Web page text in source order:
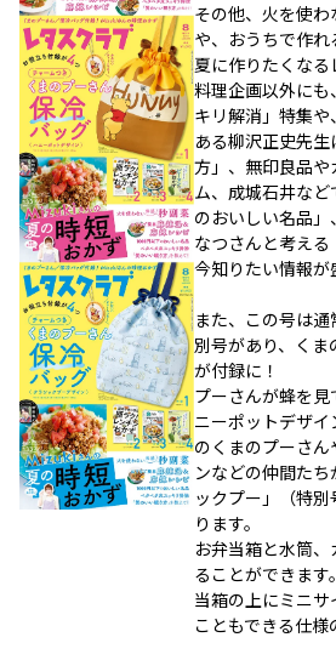
その他、火を使わ
や、おうちで作れ
夏に作りたくなる
料理企画以外にも
キリ解消」特集
ある柳沢正史先
方」、無印良品や
ム、成城石井な
のおいしい名品
なつさんと考える
今知りたい情報が
また、この号は
別号があり、く
が付録に！
プーさんが蜂を
ニーポットデザ
のくまのプーさ
ンなどの仲間た
ックプー」（特
ります。
お弁当箱と水筒
ることができま
当箱の上にミニ
こともできる仕様